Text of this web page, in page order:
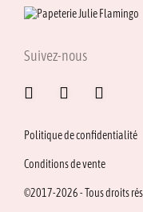
Suivez-nous
Politique de confidentialité
Conditions de vente
©2017-2026 - Tous droits